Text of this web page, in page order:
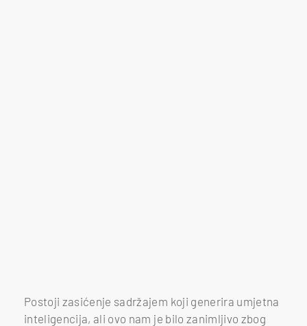
Postoji zasićenje sadržajem koji generira umjetna
inteligencija, ali ovo nam je bilo zanimljivo zbog